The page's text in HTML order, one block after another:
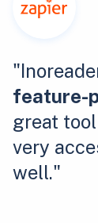
feature-
great
very
well."